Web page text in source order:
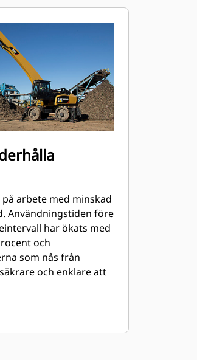
arbete med minskad
Användningstiden före
har ökats med
och
som nås från
och enklare att
komponenter har
spänningar i